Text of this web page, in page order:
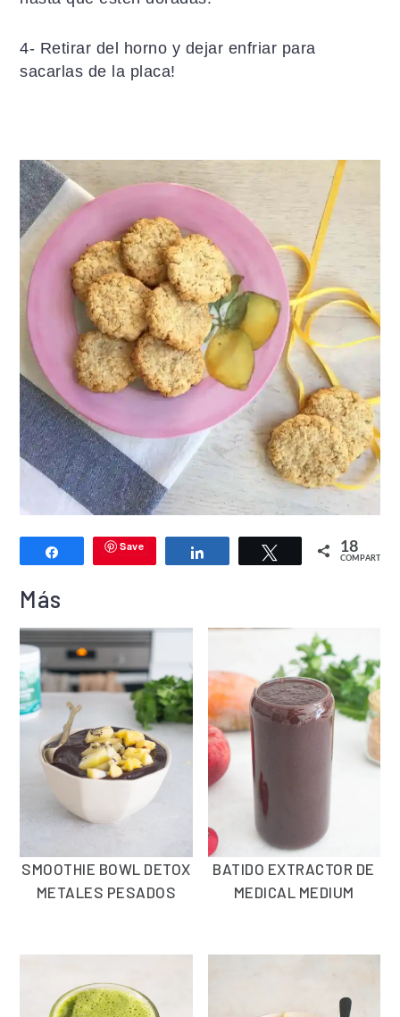
4- Retirar del horno y dejar enfriar para
sacarlas de la placa!
CompartirSave Compartir Twittear 18
COMPARTIR
Más
SMOOTHIE BOWL DETOX
METALES PESADOS
BATIDO EXTRACTOR DE
MEDICAL MEDIUM